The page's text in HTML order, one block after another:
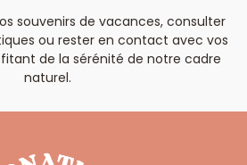
souvenirs de vacances, consulter
ou rester en contact avec vos
de la sérénité de notre cadre
naturel.